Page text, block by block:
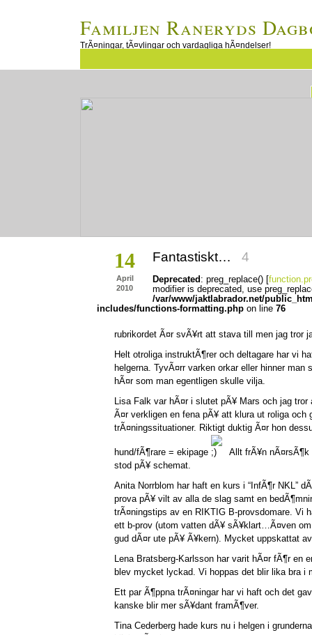
Familjen Raneryds
TrÃ¤ningar, tÃ¤vlingar och vardagliga hÃ¤ndelser!
14
April
2010
Fantastiskt… 4
Deprecated : preg_replace() [
modifier is deprecated, use
/var/www/jaktlabrador.net/
includes/functions-formatting.php on line 76
rubrikordet Ã¤r svÃ¥rt att stava till men jag tror
Helt otroliga instruktÃ¶rer och deltagare har vi
helgerna. TyvÃ¤rr varken orkar eller hinner man
hÃ¤r som man egentligen skulle vilja.
Lisa Falk var hÃ¤r i slutet pÃ¥ Mars och jag tror
Ã¤r verkligen en fena pÃ¥ att klura ut roliga och
trÃ¤ningssituationer. Riktigt duktig Ã¤r hon
hund/fÃ¶rare = ekipage
Allt frÃ¥n
stod pÃ¥ schemat.
Anita Norrblom har haft en kurs i “InfÃ¶r NKL”
prova pÃ¥ vilt av alla de slag samt en
trÃ¤ningstips av en RIKTIG B-provsdomare. Vi
ett b-prov (utom vatten dÃ¥ sÃ¥klart…Ã¤ven
gud dÃ¤r ute pÃ¥ Ã¥kern). Mycket uppskattat
Lena Bratsberg-Karlsson har varit hÃ¤r fÃ¶r en
blev mycket lyckad. Vi hoppas det blir lika bra i
Ett par Ã¶ppna trÃ¤ningar har vi haft och det
kanske blir mer sÃ¥dant framÃ¶ver.
Tina Cederberg hade kurs nu i helgen i